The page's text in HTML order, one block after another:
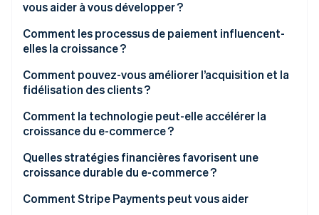
Découvrez comment Stripe construit l’infrastructure
Regarder la vidéo
vous aider à vous développer ?
Élargir stratégiquement les gammes de produits
vous
Comment les processus de paiement influencent-
elles la croissance ?
Comment pouvez-vous améliorer l’acquisition et la
fidélisation des clients ?
Construire un moteur d’acquisition, pas une
campagne
Faire de la rétention le multiplicateur de croissance
Comment la technologie peut-elle accélérer la
croissance du e-commerce ?
Unifier vos données
marges
Quelles stratégies financières favorisent une
croissance durable du e-commerce ?
Équilibrer la liquidité avec la vitesse
Comment Stripe Payments peut vous aider